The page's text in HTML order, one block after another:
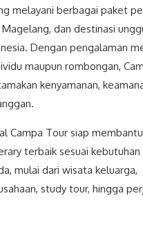
melayani berbagai paket
dan destinasi
Dengan pengalaman
maupun rombongan,
kenyamanan,
Campa Tour siap membantu
terbaik sesuai kebutuhan
mulai dari wisata keluarga,
study tour, hingga